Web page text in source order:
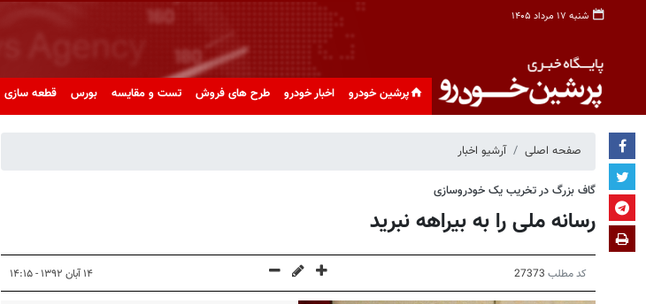
شنبه ۱۷ مرداد ۱۴۰۵
پرشین خودرو اخبار خودرو طرح های فروش تست و مقایسه بورس قطعه سازی
صفحه اصلی آرشیو اخبار
گاف بزرگ در تخریب یک خودروسازی
رسانه ملی را به بیراهه نبرید
کد مطلب 27373 ۱۴ آبان ۱۳۹۲ - ۱۴:۱۵